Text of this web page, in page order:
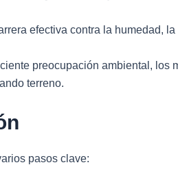
efectiva contra la humedad,
preocupación ambiental, los
terreno.
pasos clave: